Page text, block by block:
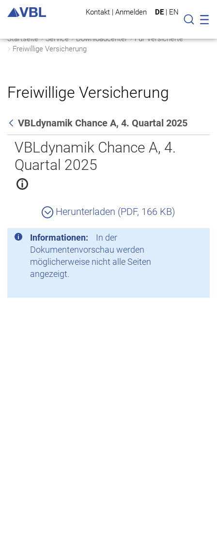
Kontakt | Anmelden DE | EN
Suche
Startseite Service Downloadcenter
Für Versicherte
Freiwillige Versicherung
Freiwillige Versicherung
Zurück
VBLdynamik Chance A, 4. Quartal 2025
VBLdynamik Chance A, 4.
Quartal 2025
Herunterladen (PDF, 166 KB)
Informationen:
In der
Dokumentenvorschau werden
möglicherweise nicht alle Seiten
angezeigt.